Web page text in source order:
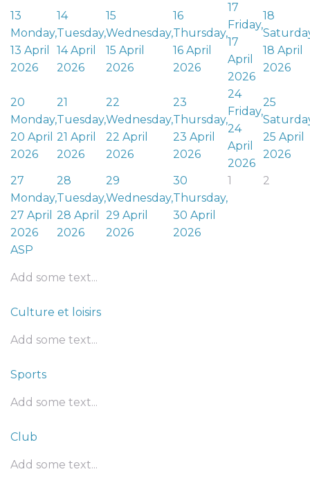
13
Monday,
13 April
2026
14
Tuesday,
14 April
2026
15
Wednesday,
15 April
2026
16
Thursday,
16 April
2026
17
Friday,
17
April
2026
18
18 April
2026
20
Monday,
20 April
2026
21
Tuesday,
21 April
2026
22
Wednesday,
22 April
2026
23
Thursday,
23 April
2026
24
Friday,
24
April
2026
25
25 April
2026
27
Monday,
27 April
2026
28
Tuesday,
28 April
2026
29
Wednesday,
29 April
2026
30
Thursday,
30 April
2026
1 2
ASP
Add some text...
Culture et loisirs
Add some text...
Sports
Add some text...
Club
Add some text...